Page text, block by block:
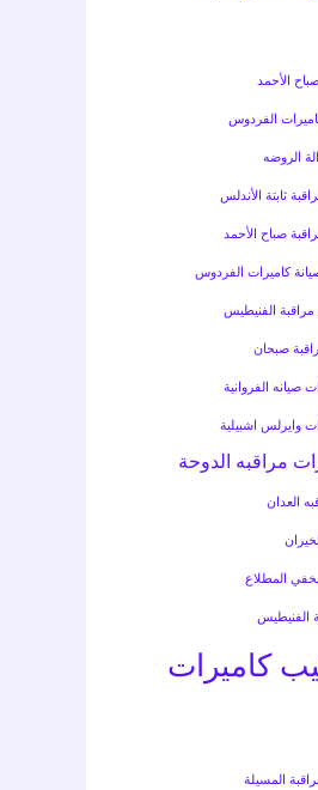
الأحمد
الفردوس
الروضه
ثابتة الأندلس
صباح الأحمد
كاميرات الفردوس
الفنيطيس
صبحان
صيانه الفروانية
وايرلس اشبيلية
مراقبه الدوحة
العدان
المطلاع
الفنيطيس
كاميرات
المسيلة